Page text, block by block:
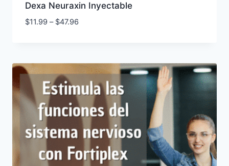
Dexa Neuraxin Inyectable
$11.99 – $47.96Price
$47.96